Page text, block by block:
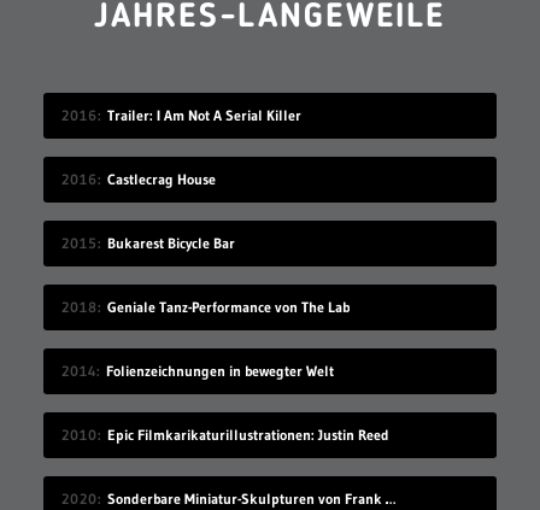
JAHRES-LANGEWEILE
2016 Trailer: I Am Not A Serial Killer
2016 Castlecrag House
2015 Bukarest Bicycle Bar
2018 Geniale Tanz-Performance von The Lab
2014 Folienzeichnungen in bewegter Welt
2010 Epic Filmkarikaturillustrationen: Justin Reed
2020 Sonderbare Miniatur-Skulpturen von Frank Kunert